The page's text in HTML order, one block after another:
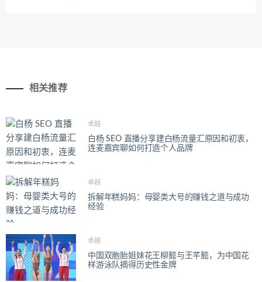
相关推荐
卓越
白杨 SEO 直播分享建白杨流量汇原因和初衷，
连麦嘉宾聊如何打造个人品牌
卓越
拆解年糕妈妈：母婴类大号的赚钱之道与成功
经验
卓越
中国双胞胎姐妹花王柳懿与王芊懿，为中国花
样游泳队摘得历史性金牌